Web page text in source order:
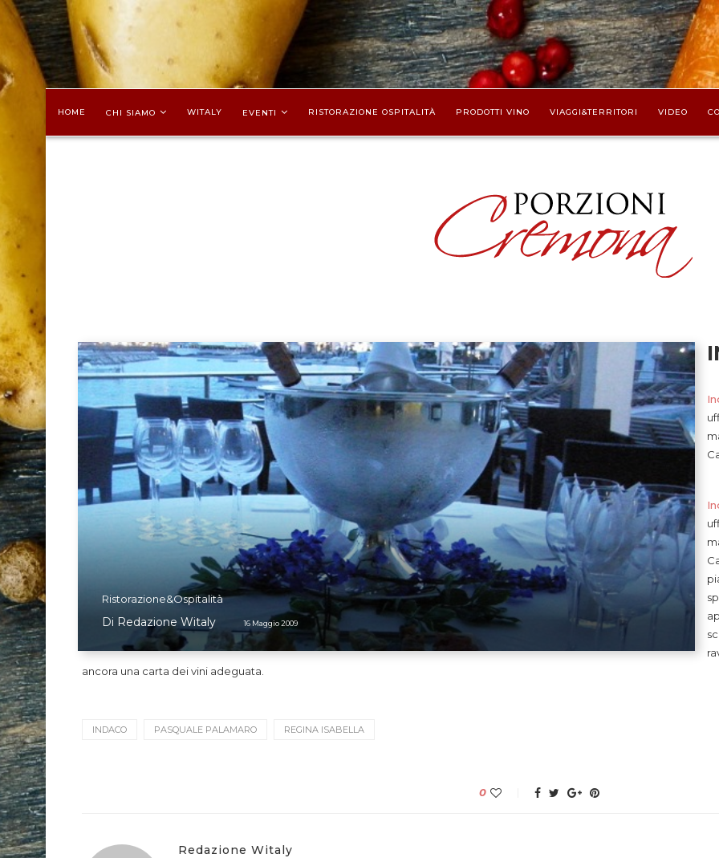
HOME CHI SIAMO WITALY EVENTI RISTORAZIONE OSPITALITÀ PRODOTTI VINO VIAGGI&TERRITORI VIDEO
Ristorazione&Ospitalità
Di Redazione Witaly 16 Maggio 2009
ancora una carta dei vini adeguata.
INDACO PASQUALE PALAMARO REGINA ISABELLA
0
Redazione Witaly